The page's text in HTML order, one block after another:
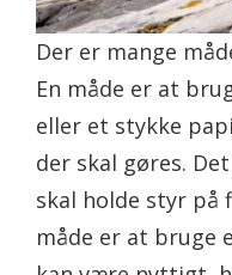
Der er mange
En måde er at
eller et stykke
der skal gøres.
skal holde styr på
måde er at bruge